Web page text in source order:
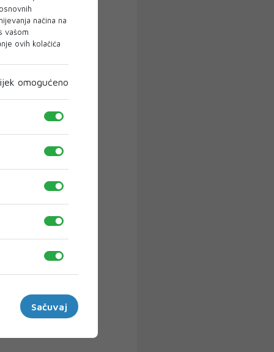
načina na
vašom
ovih kolačića
omogućeno
Sačuvaj